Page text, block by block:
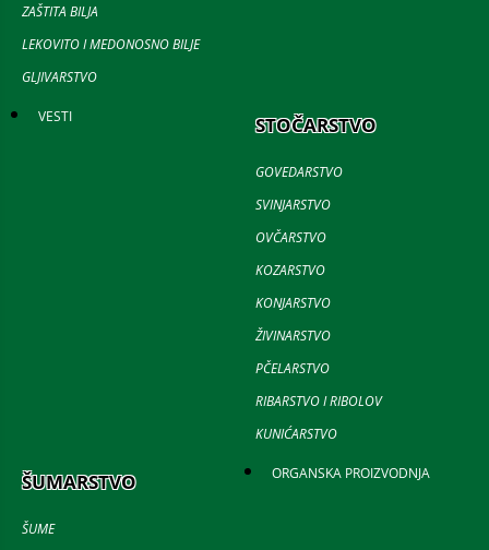
ZAŠTITA BILJA
LEKOVITO I MEDONOSNO BILJE
GLJIVARSTVO
VESTI STOČARSTVO
GOVEDARSTVO
SVINJARSTVO
OVČARSTVO
KOZARSTVO
KONJARSTVO
ŽIVINARSTVO
PČELARSTVO
RIBARSTVO I RIBOLOV
KUNIĆARSTVO
ŠUMARSTVO
ŠUME
ORGANSKA PROIZVODNJA